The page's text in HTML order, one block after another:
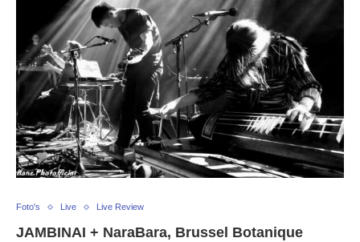
Foto's Live Live Review
JAMBINAI + NaraBara, Brussel Botanique